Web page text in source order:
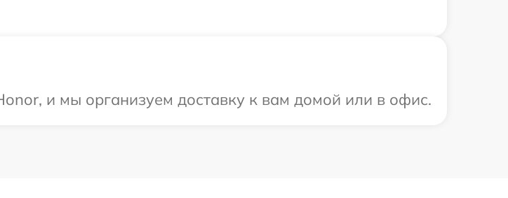
и мы организуем доставку к вам домой или в офис.